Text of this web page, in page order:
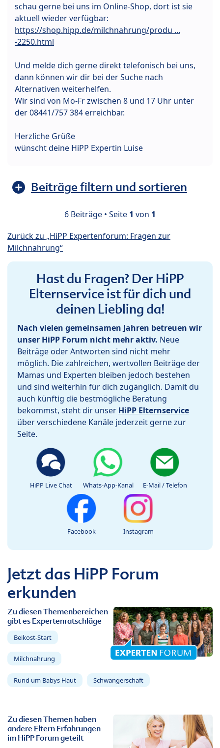
schau gerne bei uns im Online-Shop, dort ist sie
aktuell wieder verfügbar:
https://shop.hipp.de/milchnahrung/produ ...
-2250.html
Und melde dich gerne direkt telefonisch bei uns,
dann können wir dir bei der Suche nach
Alternativen weiterhelfen.
Wir sind von Mo-Fr zwischen 8 und 17 Uhr unter
der 08441/757 384 erreichbar.
Herzliche Grüße
wünscht deine HiPP Expertin Luise
Beiträge filtern und sortieren
6 Beiträge • Seite 1 von 1
Zurück zu „HiPP Expertenforum: Fragen zur
Milchnahrung“
Hast du Fragen? Der HiPP
Elternservice ist für dich und
deinen Liebling da!
Nach vielen gemeinsamen Jahren betreuen wir
unser HiPP Forum nicht mehr aktiv. Neue
Beiträge oder Antworten sind nicht mehr
möglich. Die zahlreichen, wertvollen Beiträge der
Mamas und Experten bleiben jedoch bestehen
und sind weiterhin für dich zugänglich. Damit du
auch künftig die bestmögliche Beratung
bekommst, steht dir unser HiPP Elternservice
über verschiedene Kanäle jederzeit gerne zur
Seite.
HiPP Live Chat Whats-App-Kanal E-Mail / Telefon
Facebook Instagram
Jetzt das HiPP Forum
erkunden
Zu diesen Themenbereichen
gibt es Expertenratschläge
Beikost-Start
Milchnahrung
Rund um Babys Haut Schwangerschaft
Zu diesen Themen haben
andere Eltern Erfahrungen
im HiPP Forum geteilt